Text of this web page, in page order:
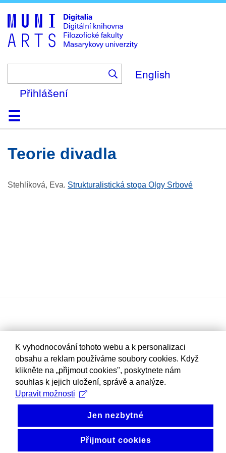
to
main
content
English
Přihlášení
DomůKolekce
Prohlížení
Vyhledávání
O platformě
Nápověda
KontaktDigitalia
teorie divadla
Stehlíková, Eva. Strukturalistická stopa Olgy Srbové
K vyhodnocování tohoto webu a k personalizaci
obsahu a reklam používáme soubory cookies. Když
klikněte na „přijmout cookies", poskytnete nám
souhlas k jejich uložení, správě a analýze.
Upravit možnosti
Jen nezbytné
Přijmout cookies